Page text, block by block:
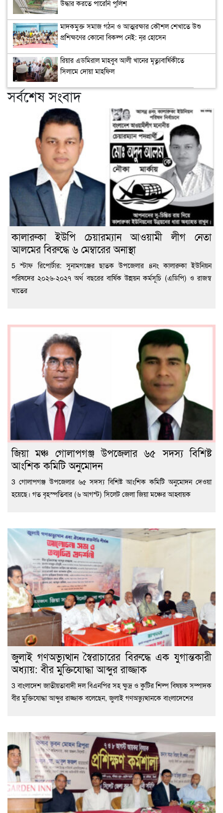
উদ্ধার করতে পারেনি পুলিশ
মাদকমুক্ত সমাজ গঠন ও আত্মরক্ষার কৌশল শেখাতে উশু
প্রশিক্ষণের কোনো বিকল্প নেই: নূর হোসেন
রিয়ার এডমিরাল মাহবুব আলী খানের মৃত্যুবার্ষিকীতে
সিলামে দোয়া মাহফিল
সর্বশেষ সংবাদ
কালারুকা ইউপি চেয়ারম্যান আওয়ামী লীগ নেতা
আলমের বিরুদ্ধে ৬ মেম্বারের অনাস্থা
5 স্টাফ রিপোর্টার: সুনামগঞ্জের ছাতক উপজেলার ৪নং কালারুকা ইউনিয়ন
পরিষদের ২০২৬-২০২৭ অর্থ বছরের বার্ষিক উন্নয়ন কর্মসূচি (এডিপি) ও রাজস্ব
খাতের
জিয়া মঞ্চ গোলাপগঞ্জ উপজেলার ৬৫ সদস্য বিশিষ্ট
আংশিক কমিটি অনুমোদন
3 গোলাপগঞ্জ উপজেলার ৬৫ সদস্য বিশিষ্ট আংশিক কমিটি অনুমোদন দেওয়া
হয়েছে। গত বৃহস্পতিবার (৬ আগস্ট) সিলেট জেলা জিয়া মঞ্চের আহ্বায়ক
জুলাই গণঅভ্যুত্থান স্বৈরাচারের বিরুদ্ধে এক যুগান্তকারী
অধ্যায়: বীর মুক্তিযোদ্ধা আব্দুর রাজ্জাক
3 বাংলাদেশ জাতীয়তাবাদী দল বিএনপির সহ ক্ষুদ্র ও কুটির শিল্প বিষয়ক সম্পাদক
বীর মুক্তিযোদ্ধা আব্দুর রাজ্জাক বলেছেন, জুলাই গণঅভ্যুত্থানকে বাংলাদেশের